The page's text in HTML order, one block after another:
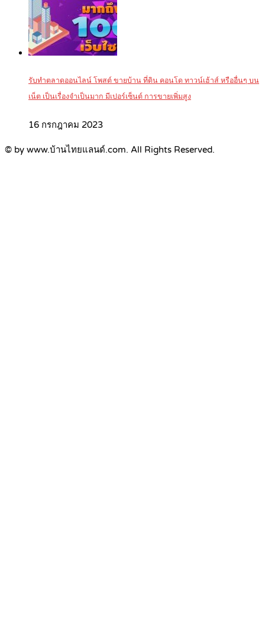
รับทำตลาดออนไลน์ โพสต์ ขายบ้าน ที่ดิน คอนโด ทาวน์เฮ้าส์ หรืออื่นๆ บน
เน็ต เป็นเรื่องจำเป็นมาก มีเปอร์เซ็นต์ การขายเพิ่มสูง
16 กรกฎาคม 2023
© by www.บ้านไทยแลนด์.com. All Rights Reserved.